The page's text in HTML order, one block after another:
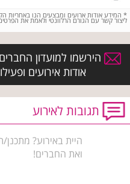
* המידע אודות ארועים ומבצעים הנו באחריות
ליצור קשר עם הגורם הרלוונטי ולאמת את
הירשמו למועדון
אודות אירועים
תגובות לאירוע
היית באירוע?
ואת החברים!